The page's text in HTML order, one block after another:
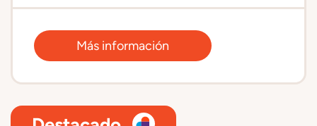
Más información